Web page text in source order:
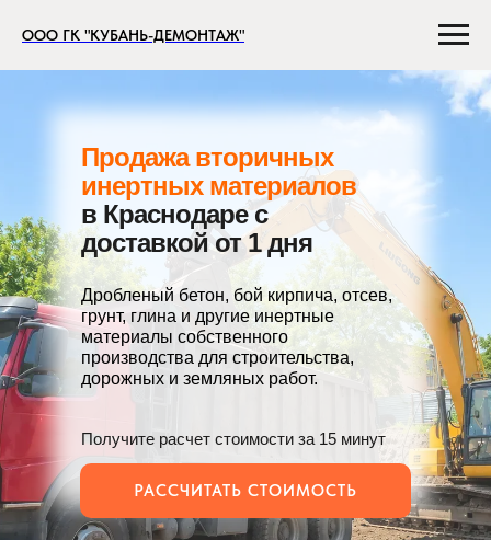
ООО ГК "КУБАНЬ-ДЕМОНТАЖ"
РАССЧИТАТЬ СТОИМОСТЬ
Продажа вторичных
инертных материалов
в Краснодаре с
доставкой от 1 дня
Дробленый бетон, бой кирпича, отсев,
грунт, глина и другие инертные
материалы собственного
производства для строительства,
дорожных и земляных работ.
Получите расчет стоимости за 15 минут